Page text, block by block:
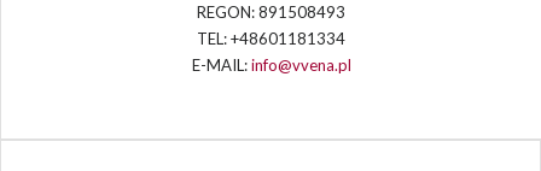
REGON: 891508493
TEL: +48601181334
E-MAIL:info@vvena.pl